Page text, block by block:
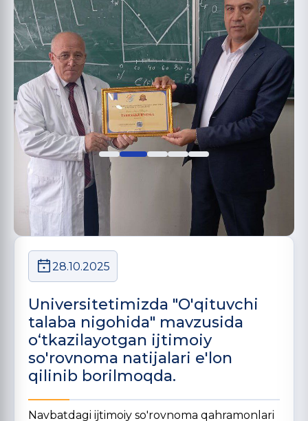
28.10.2025
Universitetimizda "O'qituvchi
talaba nigohida" mavzusida
o‘tkazilayotgan ijtimoiy
so'rovnoma natijalari e'lon
qilinib borilmoqda.
Navbatdagi ijtimoiy so'rovnoma qahramonlari